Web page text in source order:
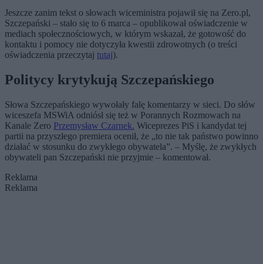
Jeszcze zanim tekst o słowach wiceministra pojawił się na Zero.pl,
Szczepański – stało się to 6 marca – opublikował oświadczenie w
mediach społecznościowych, w którym wskazał, że gotowość do
kontaktu i pomocy nie dotyczyła kwestii zdrowotnych (o treści
oświadczenia przeczytaj tutaj).
Politycy krytykują Szczepańskiego
Słowa Szczepańskiego wywołały falę komentarzy w sieci. Do słów
wiceszefa MSWiA odniósł się też w Porannych Rozmowach na
Kanale Zero Przemysław Czarnek. Wiceprezes PiS i kandydat tej
partii na przyszłego premiera ocenił, że „to nie tak państwo powinno
działać w stosunku do zwykłego obywatela”. – Myślę, że zwykłych
obywateli pan Szczepański nie przyjmie – komentował.
Reklama
Reklama